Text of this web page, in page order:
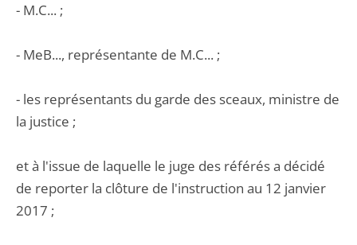
- M.C... ;
- MeB..., représentante de M.C... ;
- les représentants du garde des sceaux, ministre de
la justice ;
et à l'issue de laquelle le juge des référés a décidé
de reporter la clôture de l'instruction au 12 janvier
2017 ;